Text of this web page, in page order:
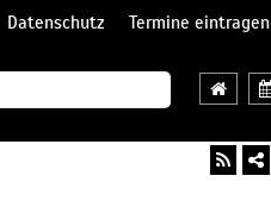
Datenschutz Termine eintragen